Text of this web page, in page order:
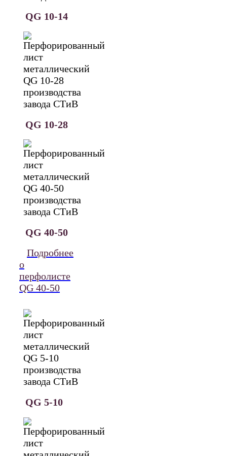
QG 10-14
QG 10-28
QG 40-50
Подробнее
о
перфолисте
QG 40-50
QG 5-10